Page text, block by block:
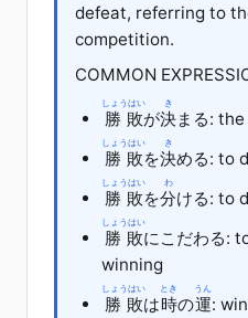
defeat, referring to
competition.
COMMON
勝敗
しょうはい
が決
き
まる:
勝敗
しょうはい
を決
き
める: to
勝敗
しょうはい
を分
わ
ける: to
勝敗
しょうはい
に こだわる:
winning
勝敗
しょうはい
は時
とき
の運
うん
: